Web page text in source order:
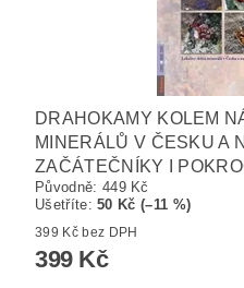
DRAHOKAMY KOLEM
MINERÁLŮ V ČESKU A
ZAČÁTEČNÍKY I
Původně: 449 Kč
Ušetříte:50 Kč (–11 %)
399 Kč bez DPH
399 Kč